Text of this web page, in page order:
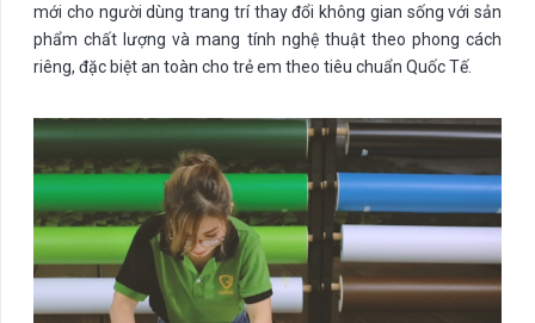
mới cho người dùng trang trí thay đổi không gian sống với sản
phẩm chất lượng và mang tính nghệ thuật theo phong cách
riêng, đặc biệt an toàn cho trẻ em theo tiêu chuẩn Quốc Tế.